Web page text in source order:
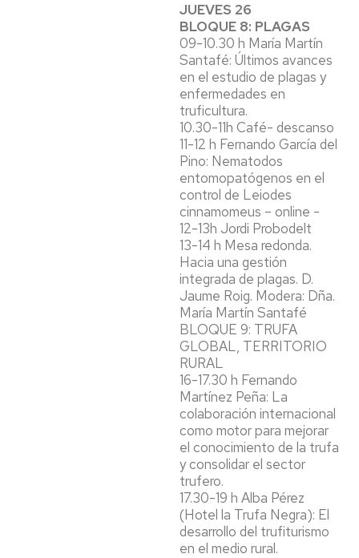
JUEVES 26
BLOQUE 8: PLAGAS
09-10.30 h María Martín
Santafé: Últimos avances
en el estudio de plagas y
enfermedades en
truficultura.
10.30-11h Café- descanso
11-12 h Fernando García del
Pino: Nematodos
entomopatógenos en el
control de Leiodes
cinnamomeus – online -
12-13h Jordi Probodelt
13-14 h Mesa redonda.
Hacia una gestión
integrada de plagas. D.
Jaume Roig. Modera: Dña.
María Martín Santafé
BLOQUE 9: TRUFA
GLOBAL, TERRITORIO
RURAL
16-17.30 h Fernando
Martínez Peña: La
colaboración internacional
como motor para mejorar
el conocimiento de la trufa
y consolidar el sector
trufero.
17.30-19 h Alba Pérez
(Hotel la Trufa Negra): El
desarrollo del trufiturismo
en el medio rural.